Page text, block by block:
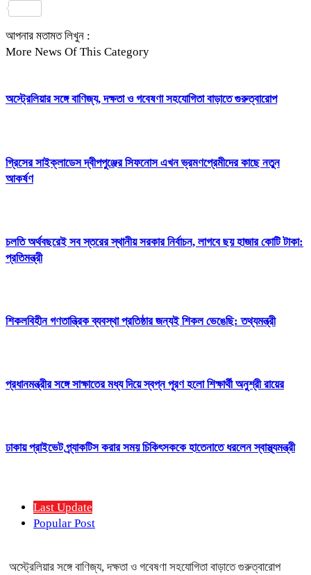
আপনার মতামত লিখুন :
More News Of This Category
অস্ট্রেলিয়ার সঙ্গে বাণিজ্য, দক্ষতা ও গবেষণা সহযোগিতা বাড়াতে গুরুত্বারোপ
গ্রিসের সাইক্লাডেস দ্বীপপুঞ্জের সিফনোস এখন ভ্রমণপ্রেমীদের কাছে নতুন
আকর্ষণ
চলতি অর্থবছরেই সব স্তরের স্থানীয় সরকার নির্বাচন, লাগবে ছয় হাজার কোটি টাকা:
প্রতিমন্ত্রী
শিকলবিহীন গণতান্ত্রিক ব্যবস্থা প্রতিষ্ঠার জন্যই শিকল ভেঙেছি: তথ্যমন্ত্রী
প্রধানমন্ত্রীর সঙ্গে সাক্ষাতের মধ্য দিয়ে স্বপ্ন পূরণ হলো শিক্ষার্থী অনুশ্রী রায়ের
ঢাকায় প্রাইভেট প্র্যাকটিস করার সময় চিকিৎসককে হাতেনাতে ধরলেন স্বাস্থ্যমন্ত্রী
Last Update
Popular Post
অস্ট্রেলিয়ার সঙ্গে বাণিজ্য, দক্ষতা ও গবেষণা সহযোগিতা বাড়াতে গুরুত্বারোপ